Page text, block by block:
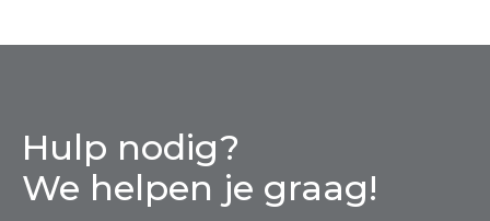
Hulp nodig?
We helpen je graag!